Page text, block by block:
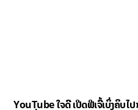
YouTube ໃຈດີ ເປີດຟີເຈີ້ເບິ່ງຄິບ